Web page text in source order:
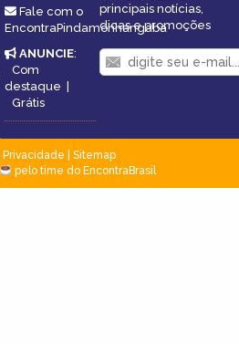
Fale com o
EncontraPindamonhangaba
ANUNCIE:
Com
destaque |
Grátis
principais notícias,
dicas e promoções
Privacidade
Sitemap
pelo time do EncontraBrasil